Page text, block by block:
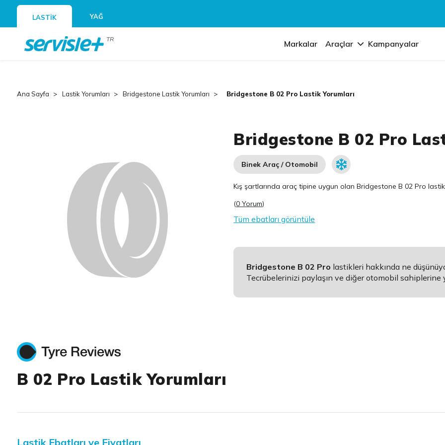
LASTİK YAĞ
TR Markalar Araçlar Kampanyalar
Ana Sayfa Lastik Yorumları Bridgestone Lastik Yorumları Bridgestone B 02 Pro Lastik Yorumları
Bridgestone B 02 Pro
Binek Araç / Otomobil
Kış şartlarında araç tipine uygun olanBridgestone B 02 Pro lastik
(0 Yorum)
Tüm ebatları görüntüle
Bridgestone B 02 Pro lastikleri hakkında ne
Tecrübelerinizi paylaşın ve diğer otomobil sahiplerine
B 02 Pro Lastik Yorumları
Lastik Ebatları ve Fiyatları